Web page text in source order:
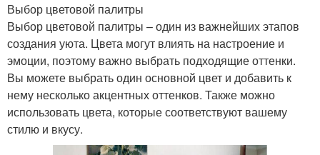
Выбор цветовой палитры
Выбор цветовой палитры – один из важнейших этапов
создания уюта. Цвета могут влиять на настроение и
эмоции, поэтому важно выбрать подходящие оттенки.
Вы можете выбрать один основной цвет и добавить к
нему несколько акцентных оттенков. Также можно
использовать цвета, которые соответствуют вашему
стилю и вкусу.